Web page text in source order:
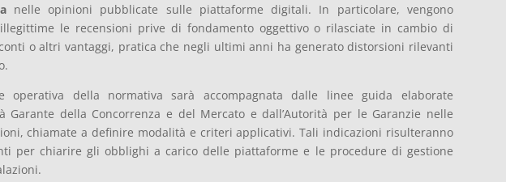
nelle opinioni pubblicate sulle piattaforme digitali. In particolare, vengono
le recensioni prive di fondamento oggettivo o rilasciate in cambio di
o altri vantaggi, pratica che negli ultimi anni ha generato distorsioni rilevanti
operativa della normativa sarà accompagnata dalle linee guida elaborate
Garante della Concorrenza e del Mercato e dall’Autorità per le Garanzie nelle
chiamate a definire modalità e criteri applicativi. Tali indicazioni risulteranno
per chiarire gli obblighi a carico delle piattaforme e le procedure di gestione